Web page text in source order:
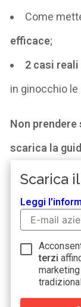
Come
efficace;
2 casi reali
in ginocchio le
Non
scarica la
Scarica
Leggi
terzi